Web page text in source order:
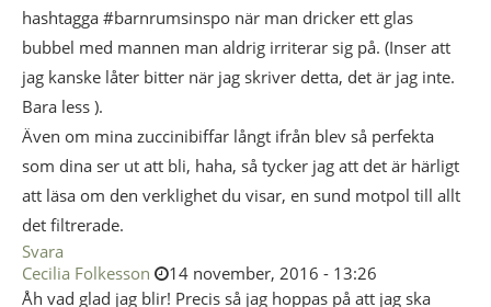
hashtagga #barnrumsinspo när man dricker ett glas
bubbel med mannen man aldrig irriterar sig på. (Inser att
jag kanske låter bitter när jag skriver detta, det är jag inte.
Bara less ).
Även om mina zuccinibiffar långt ifrån blev så perfekta
som dina ser ut att bli, haha, så tycker jag att det är härligt
att läsa om den verklighet du visar, en sund motpol till allt
det filtrerade.
Svara
Cecilia Folkesson
14 november, 2016 - 13:26
Åh vad glad jag blir! Precis så jag hoppas på att jag ska